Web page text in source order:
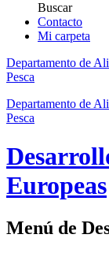
Buscar
Contacto
Mi carpeta
Departamento de
Pesca
Departamento de
Pesca
Europeas
Menú de